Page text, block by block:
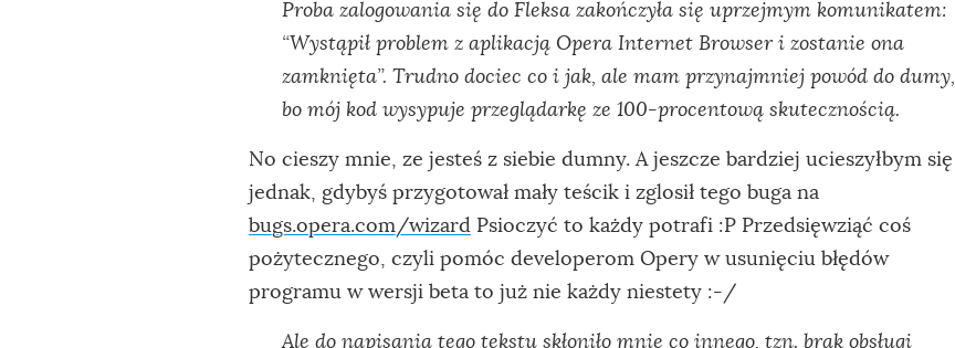
Proba zalogowania się do Fleksa zakończyła się uprzejmym komunikatem:
“Wystąpił problem z aplikacją Opera Internet Browser i zostanie ona
zamknięta”. Trudno dociec co i jak, ale mam przynajmniej powód do dumy,
bo mój kod wysypuje przeglądarkę ze 100-procentową skutecznością.
No cieszy mnie, ze jesteś z siebie dumny. A jeszcze bardziej ucieszyłbym się
jednak, gdybyś przygotował mały teścik i zglosił tego buga na
bugs.opera.com/wizard Psioczyć to każdy potrafi :P Przedsięwziąć coś
pożytecznego, czyli pomóc developerom Opery w usunięciu błędów
programu w wersji beta to już nie każdy niestety :-/
Ale do napisania tego tekstu skłoniło mnie co innego, tzn. brak obsługi